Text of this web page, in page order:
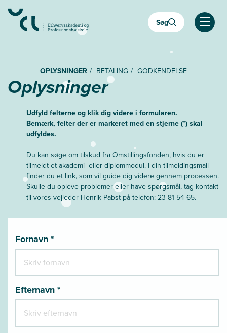
hovedindhold
Søg
Åben
OPLYSNINGER BETALING GODKENDELSE
Oplysninger
Udfyld felterne og klik dig videre i formularen.
Bemærk, felter der er markeret med en stjerne (*) skal
udfyldes.
Du kan søge om tilskud fra Omstillingsfonden, hvis du er
tilmeldt et akademi- eller diplommodul. I din tilmeldingsmail
finder du et link, som vil guide dig videre gennem processen.
Skulle du opleve problemer eller have spørgsmål, tag kontakt
til vores vejleder Henrik Pabst på telefon: 23 81 54 65.
Fornavn *
Efternavn *